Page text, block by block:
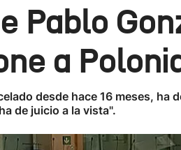
Pablo
a
desde hace 16 meses,
de juicio a la vista".